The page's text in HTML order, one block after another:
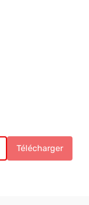
Télécharger